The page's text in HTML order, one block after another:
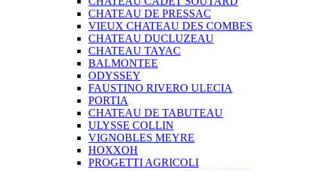
CHATEAU DE PRESSAC
VIEUX CHATEAU DES COMBES
CHATEAU DUCLUZEAU
CHATEAU TAYAC
BALMONTEE
ODYSSEY
FAUSTINO RIVERO ULECIA
PORTIA
CHATEAU DE TABUTEAU
ULYSSE COLLIN
VIGNOBLES MEYRE
HOXXOH
PROGETTI AGRICOLI